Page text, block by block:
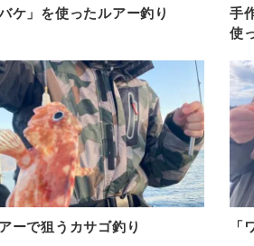
バケ」を使ったルアー釣り
手
使
ーで狙うカサゴ釣り